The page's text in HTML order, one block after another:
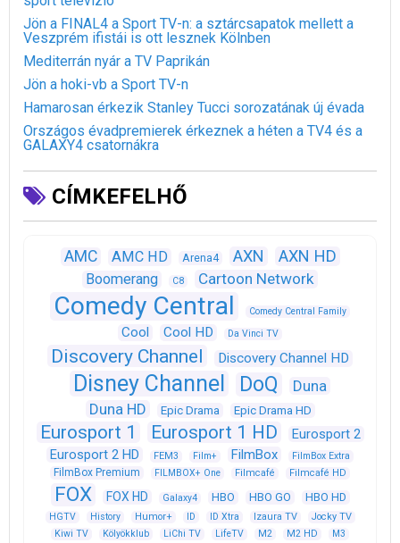
Jön a FINAL4 a Sport TV-n: a sztárcsapatok mellett a
Veszprém ifistái is ott lesznek Kölnben
Mediterrán nyár a TV Paprikán
Jön a hoki-vb a Sport TV-n
Hamarosan érkezik Stanley Tucci sorozatának új évada
Országos évadpremierek érkeznek a héten a TV4 és a
GALAXY4 csatornákra
CÍMKEFELHŐ
AMC AMC HD Arena4 AXN AXN HD
Boomerang C8 Cartoon Network
Comedy Central Comedy Central Family
Cool Cool HD Da Vinci TV
Discovery Channel Discovery Channel HD
Disney Channel DoQ
Duna
Duna HD
Epic Drama Epic Drama HD
Eurosport 1 Eurosport 1 HD
Eurosport 2
Eurosport 2 HD
FEM3 Film+ FilmBox FilmBox Extra
FilmBox Premium FILMBOX+ One Filmcafé Filmcafé HD
FOX FOX HD Galaxy4 HBO HBO GO HBO HD
HGTV History Humor+ ID ID Xtra Izaura TV
Jocky TV
Kiwi TV
Kölyökklub LiChi TV LifeTV M2 M2 HD M3